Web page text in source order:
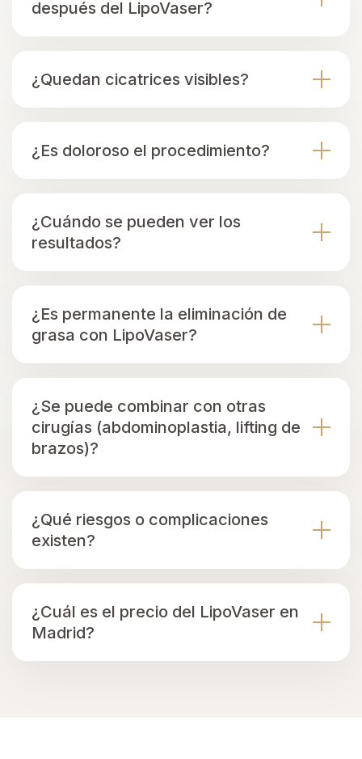
después del LipoVaser?
¿Quedan cicatrices visibles?
¿Es doloroso el procedimiento?
¿Cuándo se pueden ver los
resultados?
¿Es permanente la eliminación de
grasa con LipoVaser?
¿Se puede combinar con otras
cirugías (abdominoplastia, lifting de
brazos)?
¿Qué riesgos o complicaciones
existen?
¿Cuál es el precio del LipoVaser en
Madrid?